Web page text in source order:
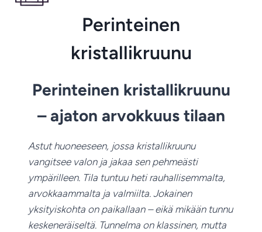
Perinteinen
kristallikruunu
Perinteinen kristallikruunu
– ajaton arvokkuus tilaan
Astut huoneeseen, jossa kristallikruunu
vangitsee valon ja jakaa sen pehmeästi
ympärilleen. Tila tuntuu heti rauhallisemmalta,
arvokkaammalta ja valmiilta. Jokainen
yksityiskohta on paikallaan – eikä mikään tunnu
keskeneräiseltä. Tunnelma on klassinen, mutta